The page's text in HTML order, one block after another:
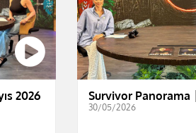
2026 Survivor Panorama
30/05/2026